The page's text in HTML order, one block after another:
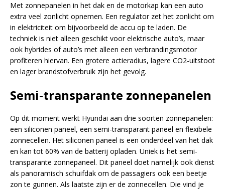
Met zonnepanelen in het dak en de motorkap kan een auto
extra veel zonlicht opnemen. Een regulator zet het zonlicht om
in elektriciteit om bijvoorbeeld de accu op te laden. De
techniek is niet alleen geschikt voor elektrische auto’s, maar
ook hybrides of auto’s met alleen een verbrandingsmotor
profiteren hiervan. Een grotere actieradius, lagere CO2-uitstoot
en lager brandstofverbruik zijn het gevolg.
Semi-transparante zonnepanelen
Op dit moment werkt Hyundai aan drie soorten zonnepanelen:
een siliconen paneel, een semi-transparant paneel en flexibele
zonnecellen. Het siliconen paneel is een onderdeel van het dak
en kan tot 60% van de batterij opladen. Uniek is het semi-
transparante zonnepaneel. Dit paneel doet namelijk ook dienst
als panoramisch schuifdak om de passagiers ook een beetje
zon te gunnen. Als laatste zijn er de zonnecellen. Die vind je